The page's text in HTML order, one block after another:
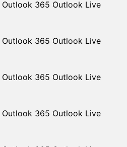
Outlook 365 Outlook Live
Outlook 365 Outlook Live
Outlook 365 Outlook Live
Outlook 365 Outlook Live